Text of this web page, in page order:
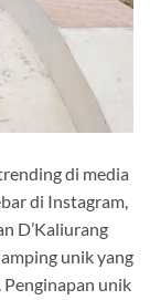
di media
di Instagram,
D’Kaliurang
unik yang
unik